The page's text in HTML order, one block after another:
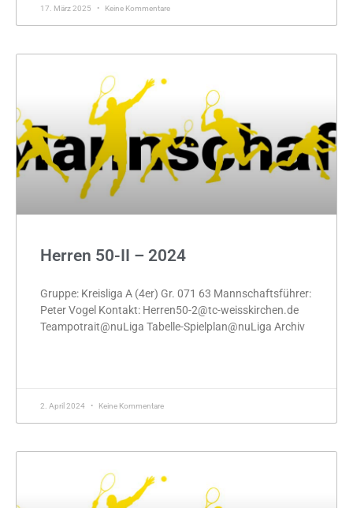
17. März 2025 Keine Kommentare
Herren 50-II – 2024
Gruppe: Kreisliga A (4er) Gr. 071 63 Mannschaftsführer:
Peter Vogel Kontakt: Herren50-2@tc-weisskirchen.de
Teampotrait@nuLiga Tabelle-Spielplan@nuLiga Archiv
2. April 2024 Keine Kommentare